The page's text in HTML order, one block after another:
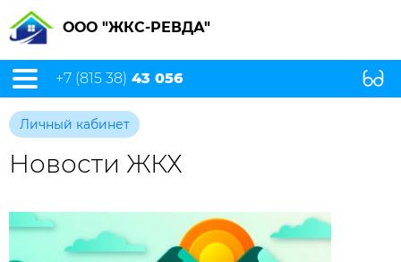
ООО "ЖКС-РЕВДА"
+7 (815 38) 43 056
Личный кабинет
Новости ЖКХ